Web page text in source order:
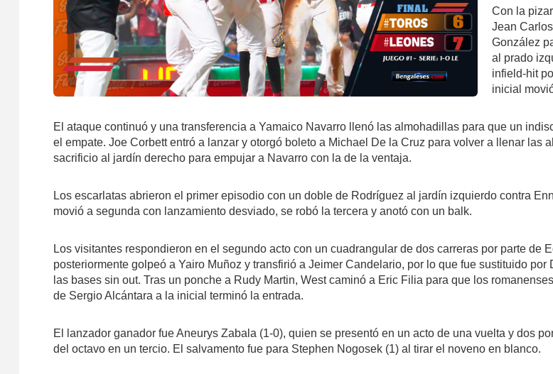
Con la
Jean
González
al prado
infield-hit
inicial
El ataque continuó y una transferencia a Yamaico Navarro llenó las almohadillas para que un
el empate. Joe Corbett entró a lanzar y otorgó boleto a Michael De la Cruz para volver a llenar
sacrificio al jardín derecho para empujar a Navarro con la de la ventaja.
Los escarlatas abrieron el primer episodio con un doble de Rodríguez al jardín izquierdo contra
movió a segunda con lanzamiento desviado, se robó la tercera y anotó con un balk.
Los visitantes respondieron en el segundo acto con un cuadrangular de dos carreras por parte de
posteriormente golpeó a Yairo Muñoz y transfirió a Jeimer Candelario, por lo que fue sustituido
las bases sin out. Tras un ponche a Rudy Martin, West caminó a Eric Filia para que los
de Sergio Alcántara a la inicial terminó la entrada.
El lanzador ganador fue Aneurys Zabala (1-0), quien se presentó en un acto de una vuelta y dos
del octavo en un tercio. El salvamento fue para Stephen Nogosek (1) al tirar el noveno en blanco.